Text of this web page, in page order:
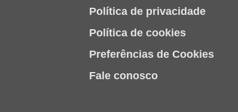
Política de privacidade
Política de cookies
Preferências de Cookies
Fale conosco